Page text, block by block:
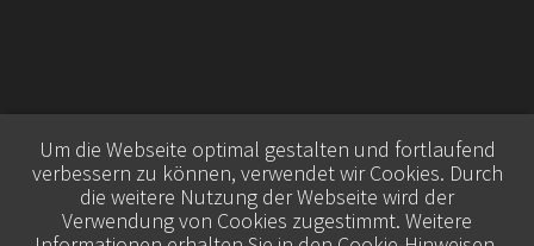
Um die Webseite optimal gestalten und fortlaufend
verbessern zu können, verwendet wir Cookies. Durch
die weitere Nutzung der Webseite wird der
Verwendung von Cookies zugestimmt. Weitere